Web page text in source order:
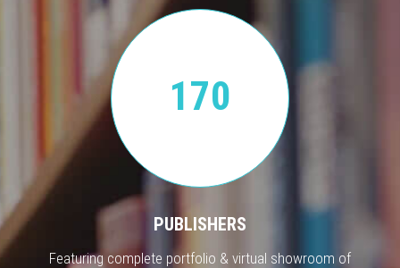
170
PUBLISHERS
Featuring complete portfolio & virtual showroom of